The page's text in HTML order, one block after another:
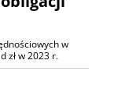
w
zł w 2023 r.